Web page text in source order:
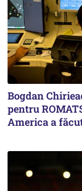
Bogdan
pentru
America a